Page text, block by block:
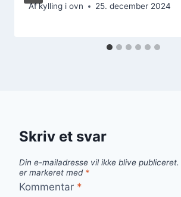
Afkylling i ovn 25. december 2024
Skriv et svar
Din e-mailadresse vil ikke blive publiceret.
er markeret med *
Kommentar *